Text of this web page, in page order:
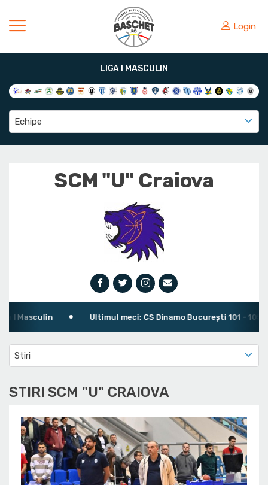
Login
LIGA I MASCULIN
Echipe
SCM "U" Craiova
Ultimul meci: CS Dinamo Bucureşti 101 - 105 SCM
Stiri
STIRI SCM "U" CRAIOVA